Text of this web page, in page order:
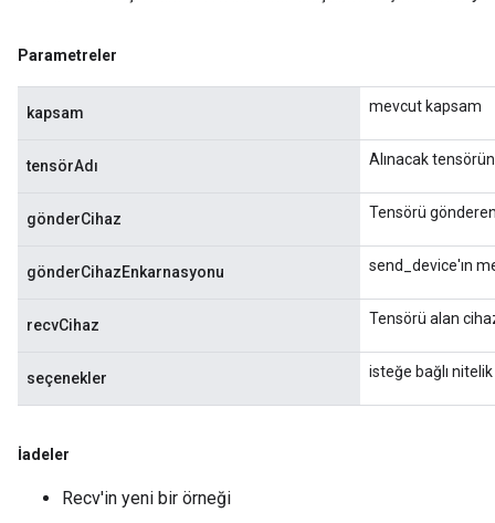
Parametreler
kapsam mevcut kapsam
tensörAdı Alınacak tensörün
gönderCihaz Tensörü gönderen
gönderCihazEnkarnasyonu send_device'ın
recvCihaz Tensörü alan
seçenekler isteğe bağlı
İadeler
Recv'in yeni bir örneği